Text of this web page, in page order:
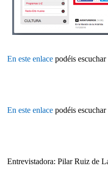
En este enlace podéis
En este enlace podéis
Entrevistadora: Pilar Ruiz de